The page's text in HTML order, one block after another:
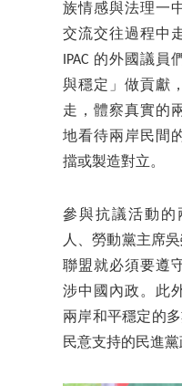
族情感與法理一
交流交往過程中
IPAC 的外國議
與穩定」做貢獻
走，體察真實的
地看待兩岸民間
擋或製造對立。
參與抗議活動的
人、勞動黨主席
聯盟就必須要遵
涉中國內政。此
兩岸和平穩定的
民意支持的民進黨